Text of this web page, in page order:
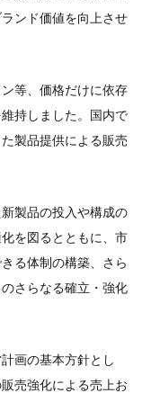
ンド価値を向上させ
等、価格だけに依存
持しました。国内で
製品提供による販売
製品の投入や構成の
を図るとともに、市
る体制の構築、さら
さらなる確立・強化
画の基本方針とし
売強化による売上お